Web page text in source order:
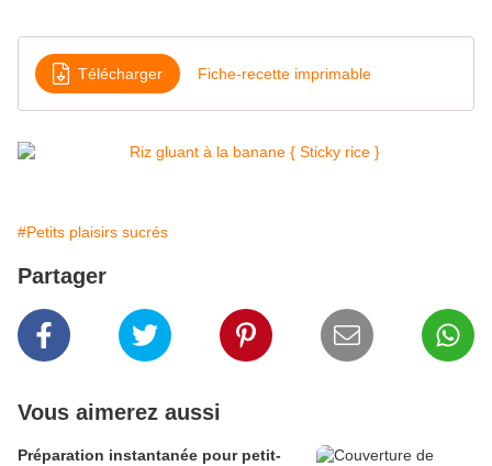
Télécharger Fiche-recette imprimable
#Petits plaisirs sucrés
Partager
Vous aimerez aussi
Préparation instantanée pour petit-